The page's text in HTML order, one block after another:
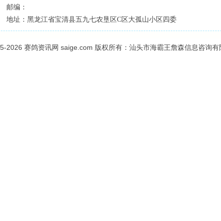
邮编：
地址： 黑龙江省宝清县五九七农垦区C区大孤山小区四委
2026 赛鸽资讯网 saige.com 版权所有：汕头市海霸王詹森信息咨询有